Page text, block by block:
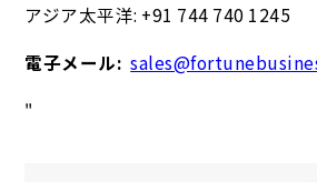
アジア太平洋: +91 744 740 1245
電子メール:
"